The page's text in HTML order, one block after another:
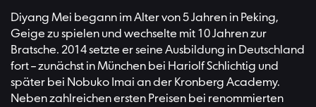
erworben. Neben seinen Auftritten mit dem FBO
arbeitet er als Solist und Gastdirigent mit Ensembles wie
den Berliner Barock Solisten oder dem Tafelmusik
Baroque Orchestra zusammen. An der Hochschule für
Musik Freiburg hat er eine Professur für barocke und
moderne Geige.
Diyang Mei begann im Alter von 5 Jahren in Peking,
Geige zu spielen und wechselte mit 10 Jahren zur
Bratsche. 2014 setzte er seine Ausbildung in Deutschland
fort – zunächst in München bei Hariolf Schlichtig und
später bei Nobuko Imai an der Kronberg Academy.
Neben zahlreichen ersten Preisen bei renommierten